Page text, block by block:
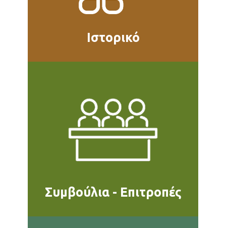
Ιστορικό
Συμβούλια - Επιτροπές